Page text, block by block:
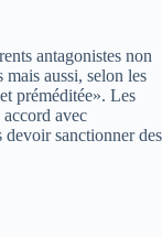
antagonistes non
aussi, selon les
préméditée». Les
avec
sanctionner des